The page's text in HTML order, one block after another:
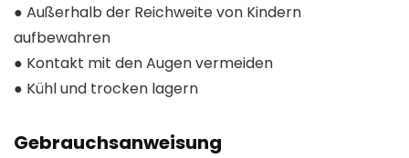
● Außerhalb der Reichweite von Kindern
aufbewahren
● Kontakt mit den Augen vermeiden
● Kühl und trocken lagern
Gebrauchsanweisung